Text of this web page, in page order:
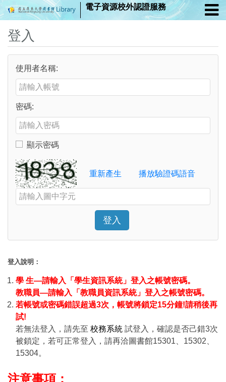
電子資源校外認證服務
登入
使用者名稱:
Enter your username or email address
密碼:
Enter your password
顯示密碼
Toggle to show or hide your password
Verification Code
重新產生
播放驗證碼語音
Enter the characters shown in the image above
登入
Click to sign in with your username
登入說明：
學 生—請輸入「學生資訊系統」登入之帳號密碼。
教職員—請輸入「教職員資訊系統」登入之帳號密碼。
若帳號或密碼錯誤超過3次，帳號將鎖定15分鐘!請稍後再
試!
若無法登入，請先至 校務系統 試登入，確認是否己錯3次
被鎖定，若可正常登入，請再洽圖書館15301、15302、
15304。
注意事項：